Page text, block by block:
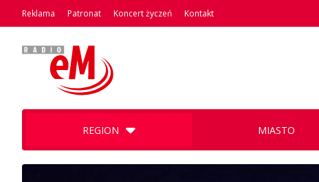
Reklama Patronat Koncert życzeń Kontakt
REGION MIASTO